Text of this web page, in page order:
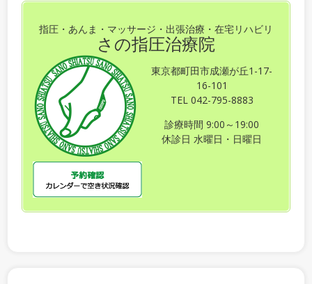
指圧・あんま・マッサージ・出張治療・在宅リハビリ
さの指圧治療院
東京都町田市成瀬が丘1-17-
16-101
TEL 042-795-8883
診療時間 9:00～19:00
休診日 水曜日・日曜日